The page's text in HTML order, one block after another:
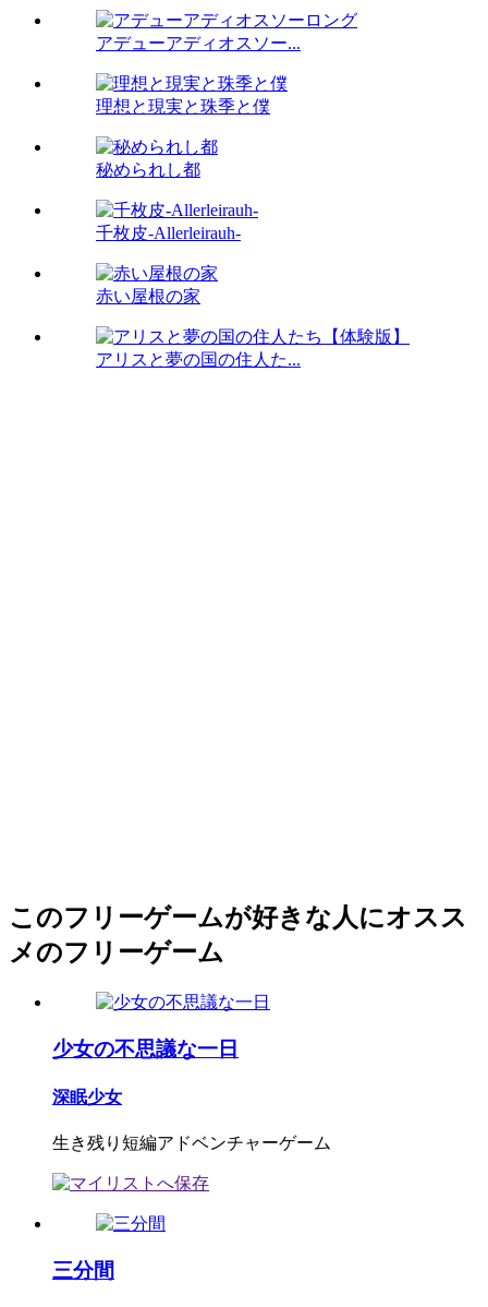
アデューアディオスソー...
理想と現実と珠季と僕
秘められし都
千枚皮-Allerleirauh-
赤い屋根の家
アリスと夢の国の住人た...
このフリーゲームが好きな人にオスス
メのフリーゲーム
少女の不思議な一日
深眠少女
生き残り短編アドベンチャーゲーム
三分間